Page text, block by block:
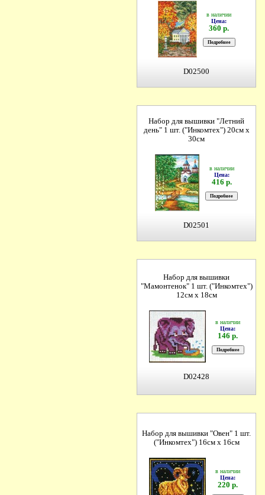
в наличии
Цена:
360 р.
D02500
Набор для вышивки "Летний
день" 1 шт. ("Инкомтех") 20см х
30см
в наличии
Цена:
416 р.
D02501
Набор для вышивки
"Мамонтенок" 1 шт. ("Инкомтех")
12см х 18см
в наличии
Цена:
146 р.
D02428
Набор для вышивки "Овен" 1 шт.
("Инкомтех") 16см х 16см
в наличии
Цена:
220 р.